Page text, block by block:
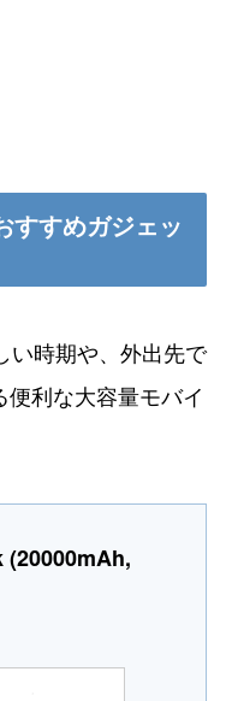
すすめガジェッ
い時期や、外出先で
利な大容量モバイ